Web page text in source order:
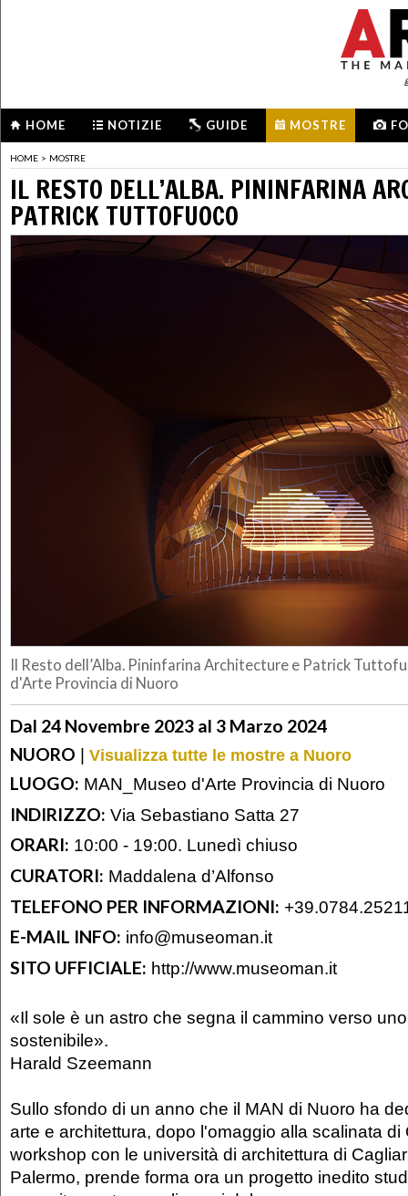
HOME NOTIZIE GUIDE MOSTRE
HOME > MOSTRE
IL RESTO DELL’ALBA. PININFARINA
PATRICK TUTTOFUOCO
Il Resto dell’Alba. Pininfarina Architecture e Patrick
d'Arte Provincia di Nuoro
Dal 24 Novembre 2023 al 3 Marzo 2024
NUORO | Visualizza tutte le mostre a Nuoro
LUOGO: MAN_Museo d'Arte Provincia di Nuoro
INDIRIZZO: Via Sebastiano Satta 27
ORARI: 10:00 - 19:00. Lunedì chiuso
CURATORI: Maddalena d’Alfonso
TELEFONO PER INFORMAZIONI:
E-MAIL INFO: info@museoman.it
SITO UFFICIALE: http://www.museoman.it
«Il sole è un astro che segna il cammino verso
sostenibile».
Harald Szeemann
Sullo sfondo di un anno che il MAN di Nuoro ha
arte e architettura, dopo l'omaggio alla scalinata di
workshop con le università di architettura di
Palermo, prende forma ora un progetto inedito